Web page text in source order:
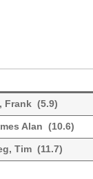
Frank (5.9)
Alan (10.6)
Tim (11.7)